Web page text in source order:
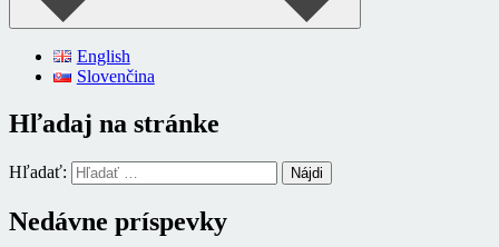
English
Slovenčina
Hľadaj na stránke
Hľadať:
Nedávne príspevky